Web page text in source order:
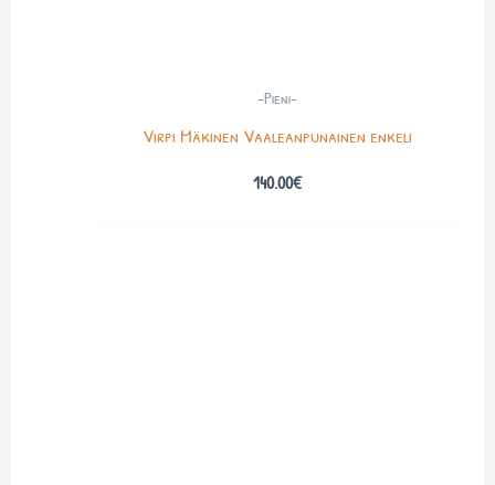
-Pieni-
Virpi Mäkinen Vaaleanpunainen enkeli
140.00€